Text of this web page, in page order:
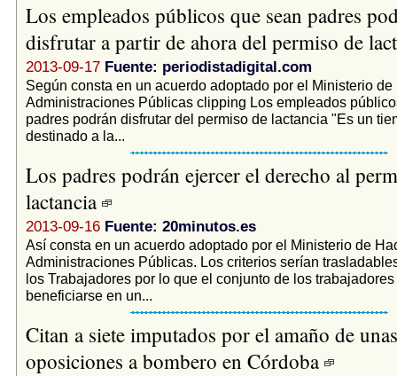
Los empleados públicos que sean padres
disfrutar a partir de ahora del permiso de
2013-09-17 Fuente: periodistadigital.com
Según consta en un acuerdo adoptado por el Ministerio
Administraciones Públicas clipping Los empleados
padres podrán disfrutar del permiso de lactancia "Es un
destinado a la...
Los padres podrán ejercer el derecho al
lactancia
2013-09-16 Fuente: 20minutos.es
Así consta en un acuerdo adoptado por el Ministerio de
Administraciones Públicas. Los criterios serían
los Trabajadores por lo que el conjunto de los
beneficiarse en un...
Citan a siete imputados por el amaño de unas
oposiciones a bombero en Córdoba